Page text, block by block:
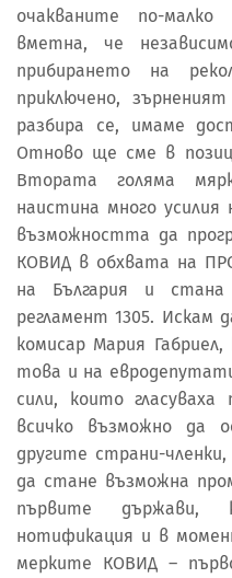
очакваните по-
вметна, че
прибирането на
приключено,
разбира се, имаме
Отново ще сме в
Втората голяма
наистина много
възможността да
КОВИД в обхвата на
на България и
регламент 1305. Искам
комисар Мария
това и на
сили, които
всичко възможно да
другите страни-
да стане възможна
първите държави,
нотификация и в
мерките КОВИД –